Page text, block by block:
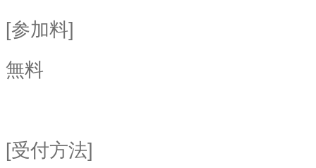
[参加料]
無料
[受付方法]